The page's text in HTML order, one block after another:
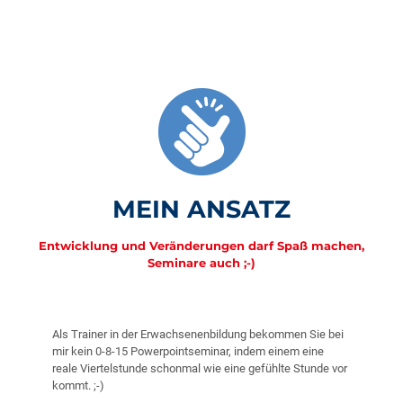
MEIN ANSATZ
Entwicklung und Veränderungen darf Spaß machen,
Seminare auch ;-)
Als Trainer in der Erwachsenenbildung bekommen Sie bei
mir kein 0-8-15 Powerpointseminar, indem einem eine
reale Viertelstunde schonmal wie eine gefühlte Stunde vor
kommt. ;-)